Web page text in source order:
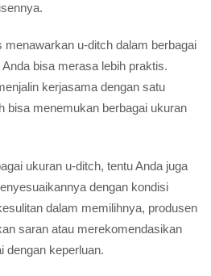
menawarkan u-ditch dalam berbagai
bisa merasa lebih praktis.
kerjasama dengan satu
bisa menemukan berbagai ukuran
ukuran u-ditch, tentu Anda juga
dengan kondisi
dalam memilihnya, produsen
saran atau merekomendasikan
dengan keperluan.